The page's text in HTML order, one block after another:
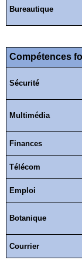
Bureautique
Compétences
Sécurité
Multimédia
Finances
Télécom
Emploi
Botanique
Courrier